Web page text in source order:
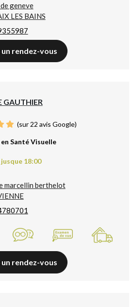
geneve
LES BAINS
un rendez-vous
GAUTHIER
(sur 22 avis Google)
Santé Visuelle
18:00
marcellin berthelot
un rendez-vous